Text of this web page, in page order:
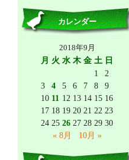
カレンダー
2018年9月
月 火 水 木 金 土 日
1
2
3
4 5 6 7 8
9
10 11 12 13 14 15 16
17 18 19 20 21 22 23
24 25 26 27 28 29 30
« 8月
10月 »